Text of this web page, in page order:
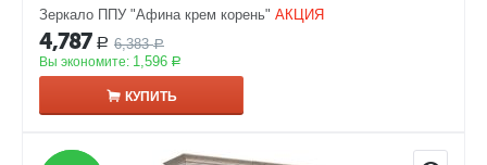
Зеркало ППУ "Афина крем корень" АКЦИЯ
4,787 Р 6,383 Р
Вы экономите: 1,596 Р
КУПИТЬ